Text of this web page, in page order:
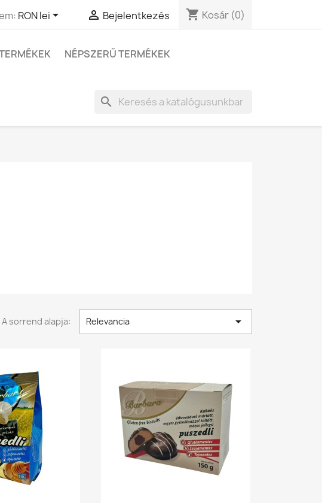
RON lei  Bejelentkezés shopping_cart Kosár (0)
NÉPSZERŰ TERMÉKEK
search
A sorrend alapja: Relevancia 